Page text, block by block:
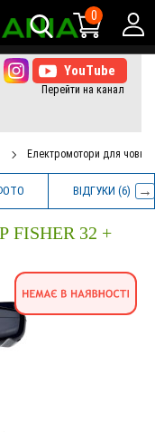
0
77-+38 (073) 61-77-
167
Електромотори для човнів
ВІДГУКИ (6)
32 +